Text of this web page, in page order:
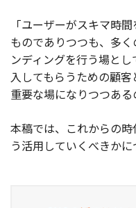
お役立ち記事
電
「ユーザーがスキマ時
ものでありつつも、多
ンディングを行う場と
入してもらうための顧
重要な場になりつつある
本稿では、これからの
う活用していくべきかに